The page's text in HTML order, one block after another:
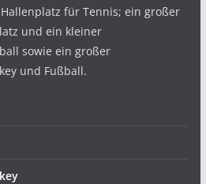
für Tennis; ein großer
und ein kleiner
sowie ein großer
und Fußball.